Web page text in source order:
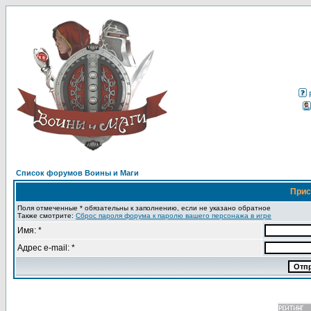
Список форумов Воины и Маги
Поля отмеченные * обязательны к заполнению, если не указано обратное
Также смотрите: Сброс пароля форума к паролю вашего персонажа в игре
Имя: *
Адрес e-mail: *